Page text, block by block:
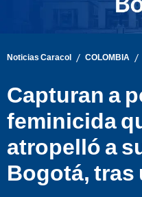
Noticias Caracol / COLOMBIA /
Capturan a
feminicida
atropelló a
Bogotá,